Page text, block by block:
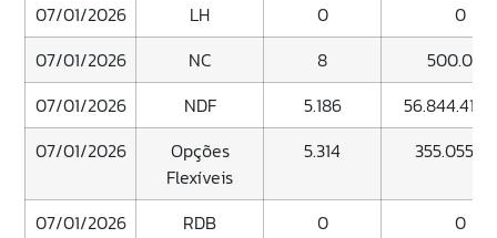
07/01/2026 LH 0
0
07/01/2026
NC 8
500.000
07/01/2026
NDF 5.186
07/01/2026
Opções
Flexíveis
5.314
07/01/2026 RDB 0
0